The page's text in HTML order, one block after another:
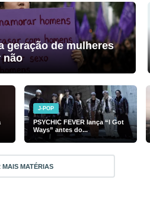
geração de mulheres
não
J-POP
PSYCHIC FEVER lança “I Got
Ways” antes do...
MAIS MATÉRIAS